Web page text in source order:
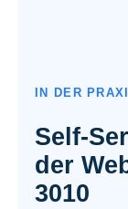
IN DER
Self-
der
3010